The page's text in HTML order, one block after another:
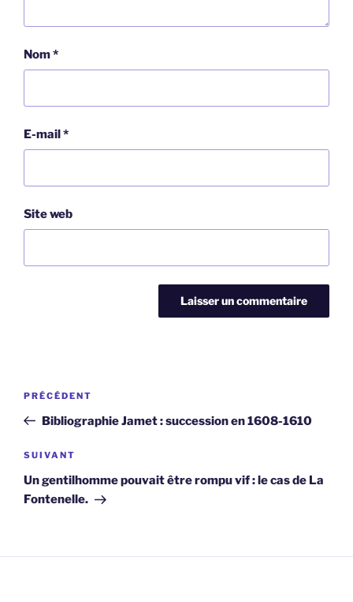
Nom*
E-mail*
Site web
Navigation
l’article
Article
précédent
PRÉCÉDENT
Bibliographie Jamet : succession en 1608-1610
Article
suivant
SUIVANT
Un gentilhomme pouvait être rompu vif : le cas de La
Fontenelle.